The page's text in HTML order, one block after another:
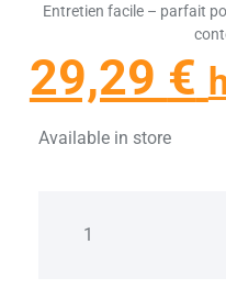
Entretien facile – parfait
29,29 €
Available in store